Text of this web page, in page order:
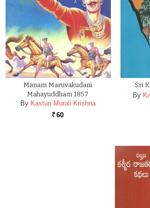
Manam Maruvakudani
Mahayuddham 1857
By Kasturi Murali Krishna
Rs. 60
Sri
By